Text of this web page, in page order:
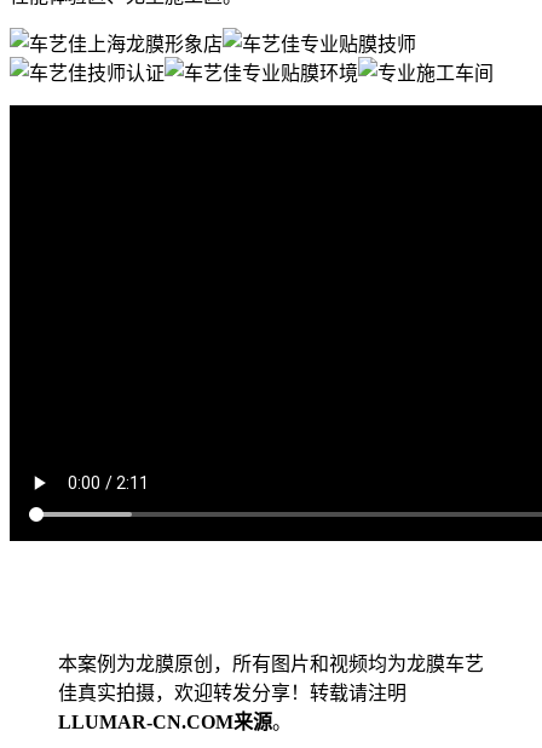
本案例为龙膜原创，所有图片和视频均为龙膜车艺
佳真实拍摄，欢迎转发分享！转载请注明
LLUMAR-CN.COM来源。